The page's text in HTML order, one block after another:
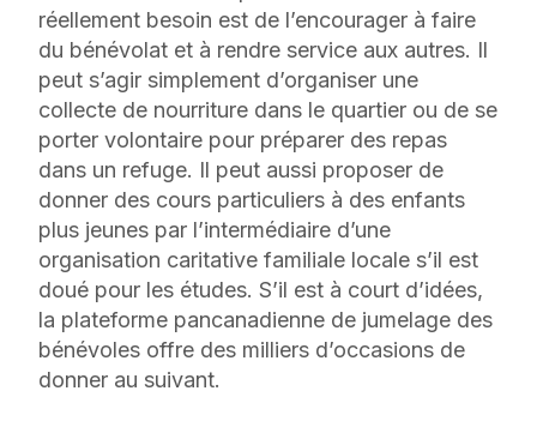
réellement besoin est de l’encourager à faire
du bénévolat et à rendre service aux autres. Il
peut s’agir simplement d’organiser une
collecte de nourriture dans le quartier ou de se
porter volontaire pour préparer des repas
dans un refuge. Il peut aussi proposer de
donner des cours particuliers à des enfants
plus jeunes par l’intermédiaire d’une
organisation caritative familiale locale s’il est
doué pour les études. S’il est à court d’idées,
la plateforme pancanadienne de jumelage des
bénévoles offre des milliers d’occasions de
donner au suivant.